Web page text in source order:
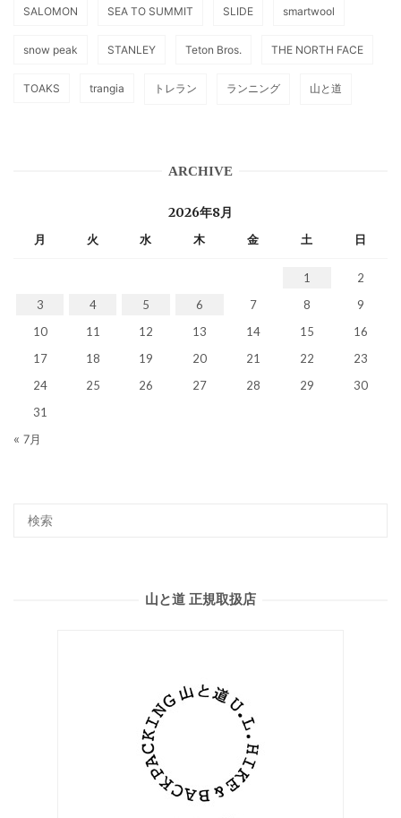
SALOMON SEA TO SUMMIT SLIDE smartwool
snow peak STANLEY Teton Bros. THE NORTH FACE
TOAKS trangia トレラン ランニング 山と道
ARCHIVE
2026年8月
月 火 水 木 金 土 日
1
2
3
4 5 6 7 8
9
10
11 12 13 14 15
16
17
18 19 20 21 22
23
24
25 26 27 28 29
30
31
« 7月
山と道 正規取扱店